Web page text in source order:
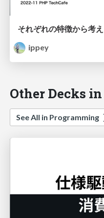
それぞれの特徴から考
ippey
Other Decks
See All in Programming